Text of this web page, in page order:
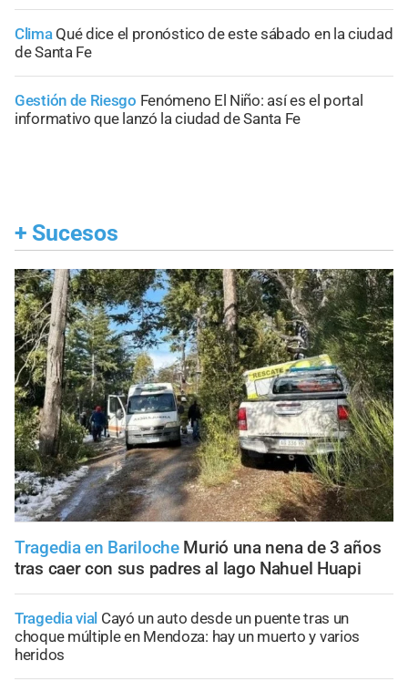
Clima Qué dice el pronóstico de este sábado en la ciudad
de Santa Fe
Gestión de Riesgo Fenómeno El Niño: así es el portal
informativo que lanzó la ciudad de Santa Fe
+ Sucesos
Tragedia en Bariloche Murió una nena de 3 años
tras caer con sus padres al lago Nahuel Huapi
Tragedia vial Cayó un auto desde un puente tras un
choque múltiple en Mendoza: hay un muerto y varios
heridos